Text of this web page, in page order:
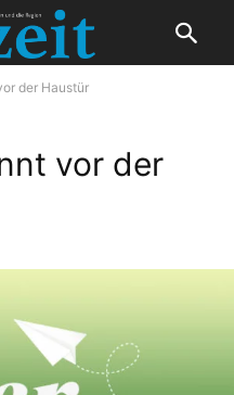
der Haustür
vor der